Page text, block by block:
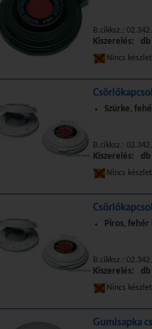
B.cikksz.:
Kiszerelés: db
Nincs
Szürke,
B.cikksz.:
Kiszerelés: db
Nincs
Piros, fehér
B.cikksz.:
Kiszerelés: db
Nincs
Gumisapka